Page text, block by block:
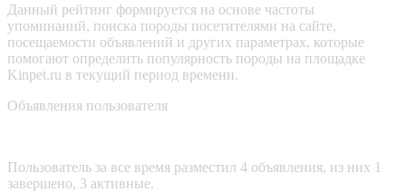
Данный рейтинг формируется на основе частоты
упоминаний, поиска породы посетителями на сайте,
посещаемости объявлений и других параметрах, которые
помогают определить популярность породы на площадке
Kinpet.ru в текущий период времени.
Объявления пользователя
Пользователь за все время разместил 4 объявления, из них 1
завершено, 3 активные.